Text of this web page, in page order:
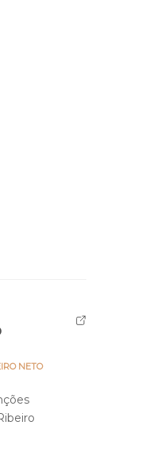
NETO